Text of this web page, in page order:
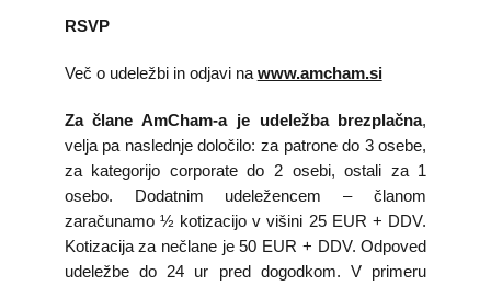
RSVP
Več o udeležbi in odjavi na www.amcham.si
Za člane AmCham-a je udeležba brezplačna,
velja pa naslednje določilo: za patrone do 3 osebe,
za kategorijo corporate do 2 osebi, ostali za 1
osebo. Dodatnim udeležencem – članom
zaračunamo ½ kotizacijo v višini 25 EUR + DDV.
Kotizacija za nečlane je 50 EUR + DDV. Odpoved
udeležbe do 24 ur pred dogodkom. V primeru